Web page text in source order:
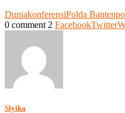
DuniakonferensiPolda Banten
0 comment 2 FacebookTwitter
Slyika